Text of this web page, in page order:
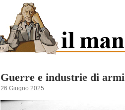
Guerre e industrie di armi
26 Giugno 2025